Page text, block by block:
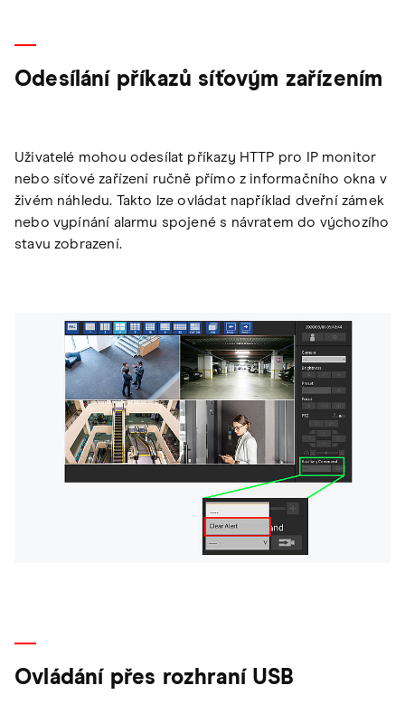
Odesílání příkazů síťovým zařízením
Uživatelé mohou odesílat příkazy HTTP pro IP monitor
nebo síťové zařízení ručně přímo z informačního okna v
živém náhledu. Takto lze ovládat například dveřní zámek
nebo vypínání alarmu spojené s návratem do výchozího
stavu zobrazení.
Ovládání přes rozhraní USB